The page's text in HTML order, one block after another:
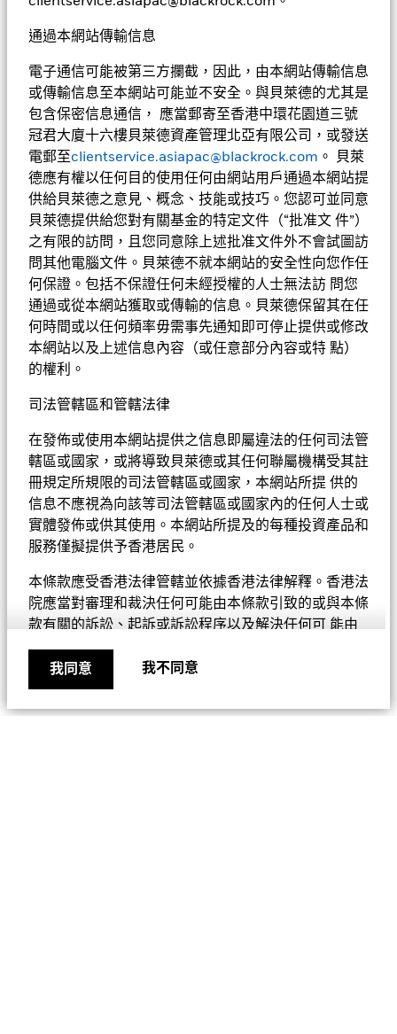
通過本網站傳輸信息
電子通信可能被第三方攔截，因此，由本網站傳輸信息
或傳輸信息至本網站可能並不安全。與貝萊德的尤其是
包含保密信息通信， 應當郵寄至香港中環花園道三號
冠君大廈十六樓貝萊德資產管理北亞有限公司，或發送
電郵至clientservice.asiapac@blackrock.com 。 貝萊
德應有權以任何目的使用任何由網站用戶通過本網站提
供給貝萊德之意見、概念、技能或技巧。您認可並同意
貝萊德提供給您對有關基金的特定文件（“批准文 件”）
之有限的訪問，且您同意除上述批准文件外不會試圖訪
問其他電腦文件。貝萊德不就本網站的安全性向您作任
何保證。包括不保證任何未經授權的人士無法訪 問您
通過或從本網站獲取或傳輸的信息。貝萊德保留其在任
何時間或以任何頻率毋需事先通知即可停止提供或修改
本網站以及上述信息內容（或任意部分內容或特 點）
的權利。
司法管轄區和管轄法律
在發佈或使用本網站提供之信息即屬違法的任何司法管
轄區或國家，或將導致貝萊德或其任何聯屬機構受其註
冊規定所規限的司法管轄區或國家，本網站所提 供的
信息不應視為向該等司法管轄區或國家內的任何人士或
實體發佈或供其使用。本網站所提及的每種投資產品和
服務僅擬提供予香港居民。
本條款應受香港法律管轄並依據香港法律解釋。香港法
院應當對審理和裁決任何可能由本條款引致的或與本條
款有關的訴訟、起訴或訴訟程序以及解決任何可 能由
本條款引致的或與本條款有關的爭端有非排他的管轄
權，依此，您同意服從香港法院的管轄。各方在此放棄
在任何時間反對香港法院被任命為審理和裁決一切訴
訟以及解決一切爭端的法院之權利，並同意不會提出香
我同意 我不同意
並非如此
了解更多
駕馭市場動盪 助力收益前
航
了解更多
股票市場展望